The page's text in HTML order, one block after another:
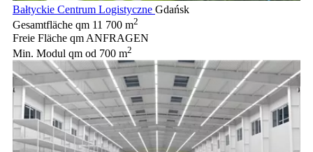
Bałtyckie Centrum Logistyczne Gdańsk
Gesamtfläche qm 11 700 m2
Freie Fläche qm ANFRAGEN
Min. Modul qm od 700 m2